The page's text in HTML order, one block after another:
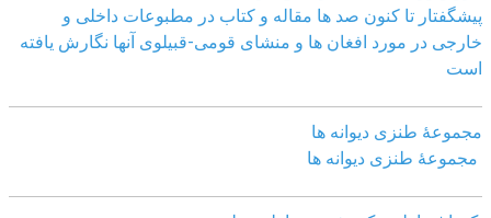
پیشگفتار تا کنون صد ھا مقاله و کتاب در مطبوعات داخلی و
خارجی در مورد افغان ھا و منشای قومی-قبیلوی آنھا نگارش یافته
است
مجموعهٔ طنزی دیوانه ها
مجموعهٔ طنزی دیوانه ها